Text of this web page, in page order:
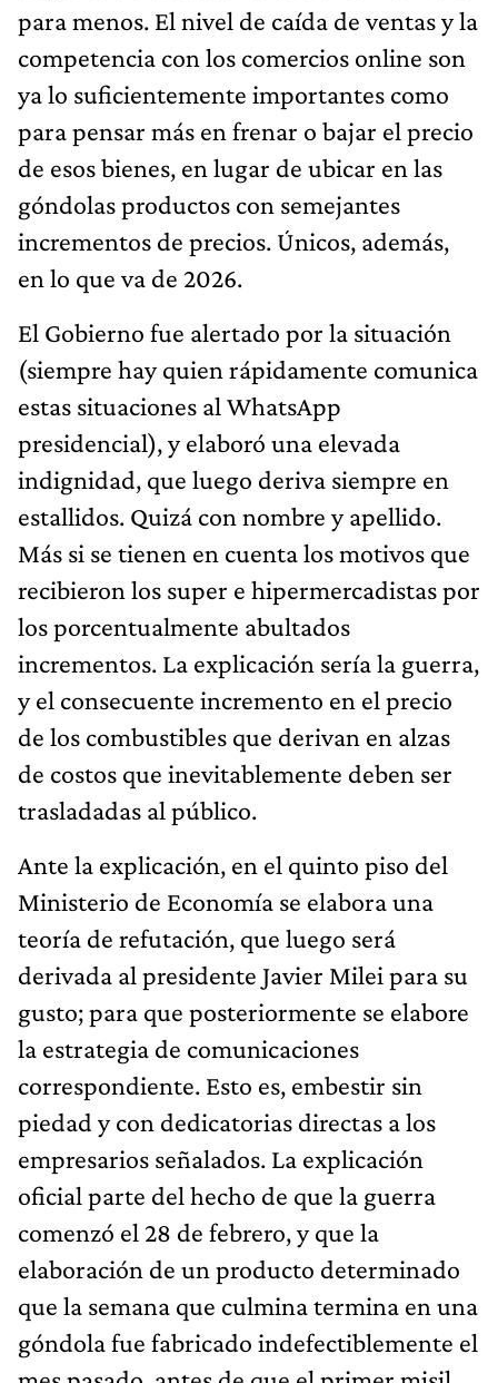
para menos. El nivel de caída de ventas y la
competencia con los comercios online son
ya lo suficientemente importantes como
para pensar más en frenar o bajar el precio
de esos bienes, en lugar de ubicar en las
góndolas productos con semejantes
incrementos de precios. Únicos, además,
en lo que va de 2026.
El Gobierno fue alertado por la situación
(siempre hay quien rápidamente comunica
estas situaciones al WhatsApp
presidencial), y elaboró una elevada
indignidad, que luego deriva siempre en
estallidos. Quizá con nombre y apellido.
Más si se tienen en cuenta los motivos que
recibieron los super e hipermercadistas por
los porcentualmente abultados
incrementos. La explicación sería la guerra,
y el consecuente incremento en el precio
de los combustibles que derivan en alzas
de costos que inevitablemente deben ser
trasladadas al público.
Ante la explicación, en el quinto piso del
Ministerio de Economía se elabora una
teoría de refutación, que luego será
derivada al presidente Javier Milei para su
gusto; para que posteriormente se elabore
la estrategia de comunicaciones
correspondiente. Esto es, embestir sin
piedad y con dedicatorias directas a los
empresarios señalados. La explicación
oficial parte del hecho de que la guerra
comenzó el 28 de febrero, y que la
elaboración de un producto determinado
que la semana que culmina termina en una
góndola fue fabricado indefectiblemente el